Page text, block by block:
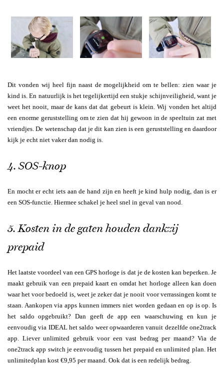
Dit vonden wij heel fijn naast de mogelijkheid om te bellen: zien waar je
kind is. En natuurlijk is het tegelijkertijd een stukje schijnveiligheid, want je
weet het nooit, maar de kans dat dat gebeurt is klein. Wij vonden het altijd
een enorme geruststelling om te zien dat hij gewoon in de speeltuin zat met
vriendjes. De wetenschap dat je dit kan zien is een geruststelling en daardoor
kijk je echt niet vaker dan nodig is.
4. SOS-knop
En mocht er echt iets aan de hand zijn en heeft je kind hulp nodig, dan is er
een SOS-functie. Hiermee schakel je heel snel in geval van nood.
5. Kosten in de gaten houden dankzij
prepaid
Het laatste voordeel van een GPS horloge is dat je de kosten kan beperken. Je
maakt gebruik van een prepaid kaart en omdat het horloge alleen kan doen
waar het voor bedoeld is, weet je zeker dat je nooit voor verrassingen komt te
staan. Aankopen via apps kunnen immers niet worden gedaan en op is op. Is
het saldo opgebruikt? Dan geeft de app een waarschuwing en kun je
eenvoudig via IDEAL het saldo weer opwaarderen vanuit dezelfde one2track
app. Liever unlimited gebruik voor een vast bedrag per maand? Via de
one2track app switch je eenvoudig tussen het prepaid en unlimited plan. Het
unlimitedplan kost €9,95 per maand. Ook dat is een redelijk bedrag.